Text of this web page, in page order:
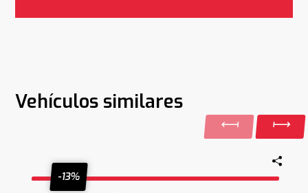
Vehículos similares
-13%